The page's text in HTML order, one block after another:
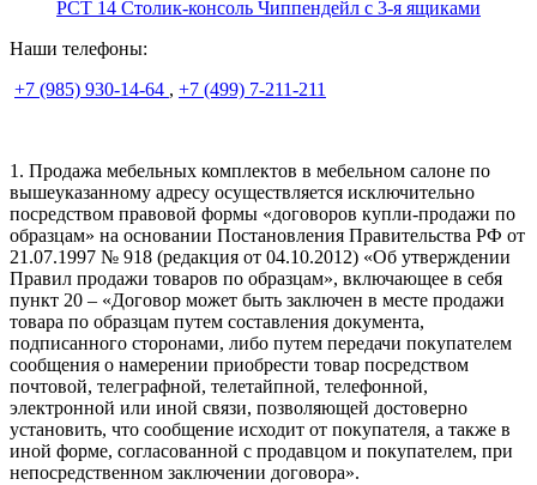
PCT 14 Столик-консоль Чиппендейл с 3-я ящиками
Наши телефоны:
+7 (985) 930-14-64 , +7 (499) 7-211-211
1. Продажа мебельных комплектов в мебельном салоне по
вышеуказанному адресу осуществляется исключительно
посредством правовой формы «договоров купли-продажи по
образцам» на основании Постановления Правительства РФ от
21.07.1997 № 918 (редакция от 04.10.2012) «Об утверждении
Правил продажи товаров по образцам», включающее в себя
пункт 20 – «Договор может быть заключен в месте продажи
товара по образцам путем составления документа,
подписанного сторонами, либо путем передачи покупателем
сообщения о намерении приобрести товар посредством
почтовой, телеграфной, телетайпной, телефонной,
электронной или иной связи, позволяющей достоверно
установить, что сообщение исходит от покупателя, а также в
иной форме, согласованной с продавцом и покупателем, при
непосредственном заключении договора».